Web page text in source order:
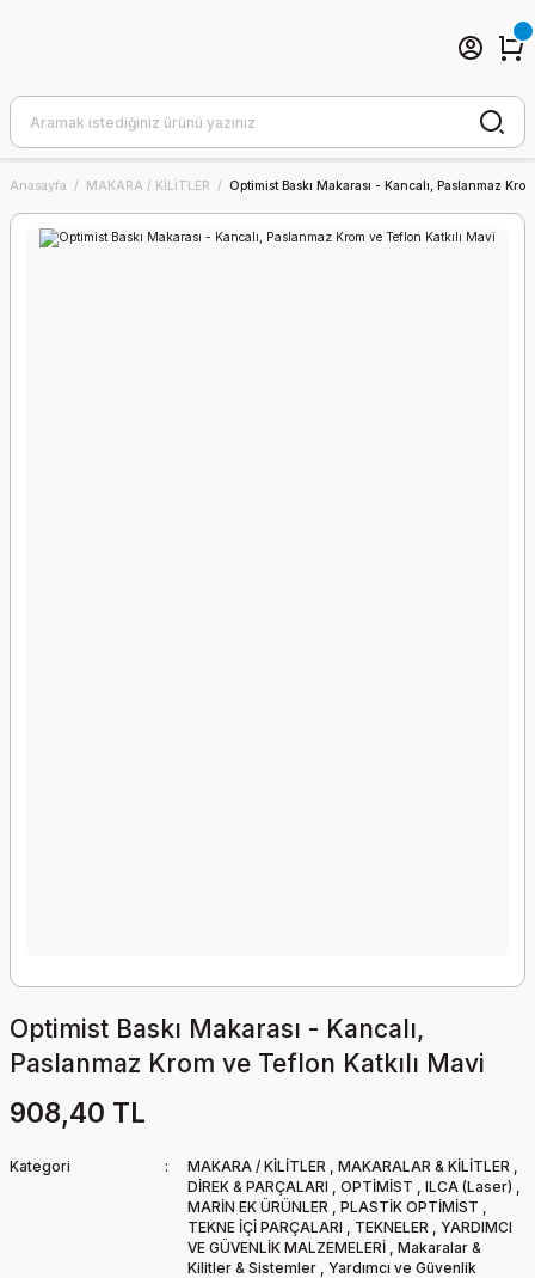
Anasayfa MAKARA / KİLİTLER Optimist Baskı Makarası - Kancalı, Paslanmaz
Optimist Baskı Makarası - Kancalı,
Paslanmaz Krom ve Teflon Katkılı Mavi
908,40 TL
Kategori MAKARA / KİLİTLER , MAKARALAR & KİLİTLER ,
DİREK & PARÇALARI , OPTİMİST , ILCA (Laser) ,
MARİN EK ÜRÜNLER , PLASTİK OPTİMİST ,
TEKNE İÇİ PARÇALARI , TEKNELER , YARDIMCI
VE GÜVENLİK MALZEMELERİ , Makaralar &
Kilitler & Sistemler , Yardımcı ve Güvenlik